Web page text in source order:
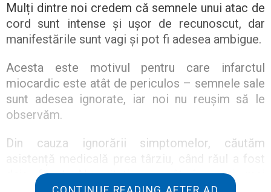
Mulți dintre noi credem că semnele unui atac de
cord sunt intense și ușor de recunoscut, dar
manifestările sunt vagi și pot fi adesea ambigue.
Acesta este motivul pentru care infarctul
miocardic este atât de periculos – semnele sale
sunt adesea ignorate, iar noi nu reușim să le
observăm.
Din cauza ignorării simptomelor, căutăm
deja făcut. Nu uitați, cu cât începeți mai